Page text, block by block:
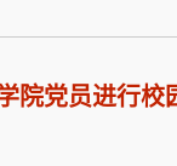
院党员进行校